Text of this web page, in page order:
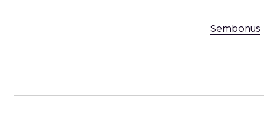
Sembonus